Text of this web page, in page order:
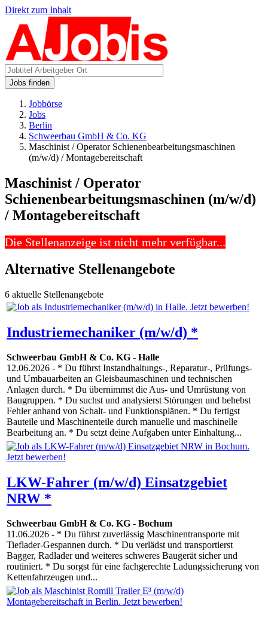
Direkt zum Inhalt
Jobs finden
Jobbörse
Jobs
Berlin
Schweerbau GmbH & Co. KG
Maschinist / Operator Schienenbearbeitungsmaschinen
(m/w/d) / Montagebereitschaft
Maschinist / Operator
Schienenbearbeitungsmaschinen (m/w/d)
/ Montagebereitschaft
Die Stellenanzeige ist nicht mehr verfügbar...
Alternative Stellenangebote
6 aktuelle Stellenangebote
Industriemechaniker (m/w/d) *
Schweerbau GmbH & Co. KG - Halle
12.06.2026 - * Du führst Instandhaltungs-, Reparatur-, Prüfungs-
und Umbauarbeiten an Gleisbaumaschinen und technischen
Anlagen durch. * Du übernimmst die Aus- und Umrüstung von
Baugruppen. * Du suchst und analysierst Störungen und behebst
Fehler anhand von Schalt- und Funktionsplänen. * Du fertigst
Bauteile und Maschinenteile durch manuelle und maschinelle
Bearbeitung an. * Du setzt deine Aufgaben unter Einhaltung...
LKW-Fahrer (m/w/d) Einsatzgebiet
NRW *
Schweerbau GmbH & Co. KG - Bochum
11.06.2026 - * Du führst zuverlässig Maschinentransporte mit
Tieflader-Gespannen durch. * Du verlädst und transportierst
Bagger, Radlader und weiteres schweres Baugerät sicher und
routiniert. * Du sorgst für eine fachgerechte Ladungssicherung von
Kettenfahrzeugen und...